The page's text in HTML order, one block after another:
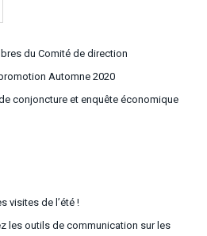
du Comité de direction
Automne 2020
conjoncture et enquête économique
visites de l’été !
les outils de communication sur les